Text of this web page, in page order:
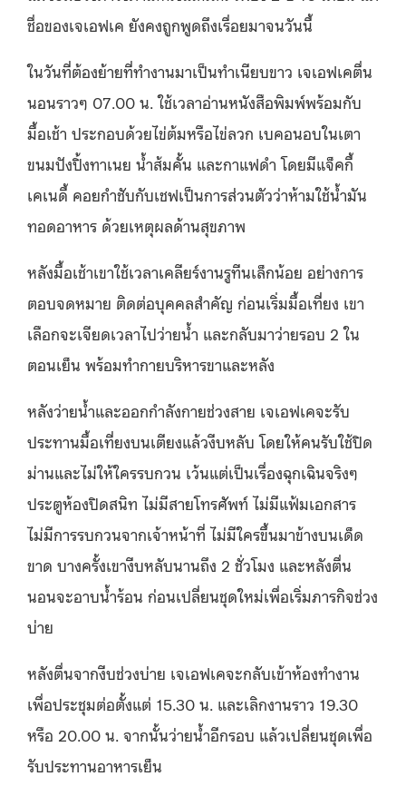
ชื่อของเจเอฟเค ยังคงถูกพูดถึงเรื่อยมาจนวันนี้
ในวันที่ต้องย้ายที่ทำงานมาเป็นทำเนียบขาว เจเอฟเคตื่น
นอนราวๆ 07.00 น. ใช้เวลาอ่านหนังสือพิมพ์พร้อมกับ
มื้อเช้า ประกอบด้วยไข่ต้มหรือไข่ลวก เบคอนอบในเตา
ขนมปังปิ้งทาเนย น้ำส้มคั้น และกาแฟดำ โดยมีแจ็คกี้
เคเนดี้ คอยกำชับกับเชฟเป็นการส่วนตัวว่าห้ามใช้น้ำมัน
ทอดอาหาร ด้วยเหตุผลด้านสุขภาพ
หลังมื้อเช้าเขาใช้เวลาเคลียร์งานรูทีนเล็กน้อย อย่างการ
ตอบจดหมาย ติดต่อบุคคลสำคัญ ก่อนเริ่มมื้อเที่ยง เขา
เลือกจะเจียดเวลาไปว่ายน้ำ และกลับมาว่ายรอบ 2 ใน
ตอนเย็น พร้อมทำกายบริหารขาและหลัง
หลังว่ายน้ำและออกกำลังกายช่วงสาย เจเอฟเคจะรับ
ประทานมื้อเที่ยงบนเตียงแล้วงีบหลับ โดยให้คนรับใช้ปิด
ม่านและไม่ให้ใครรบกวน เว้นแต่เป็นเรื่องฉุกเฉินจริงๆ
ประตูห้องปิดสนิท ไม่มีสายโทรศัพท์ ไม่มีแฟ้มเอกสาร
ไม่มีการรบกวนจากเจ้าหน้าที่ ไม่มีใครขึ้นมาข้างบนเด็ด
ขาด บางครั้งเขางีบหลับนานถึง 2 ชั่วโมง และหลังตื่น
นอนจะอาบน้ำร้อน ก่อนเปลี่ยนชุดใหม่เพื่อเริ่มภารกิจช่วง
บ่าย
หลังตื่นจากงีบช่วงบ่าย เจเอฟเคจะกลับเข้าห้องทำงาน
เพื่อประชุมต่อตั้งแต่ 15.30 น. และเลิกงานราว 19.30
หรือ 20.00 น. จากนั้นว่ายน้ำอีกรอบ แล้วเปลี่ยนชุดเพื่อ
รับประทานอาหารเย็น